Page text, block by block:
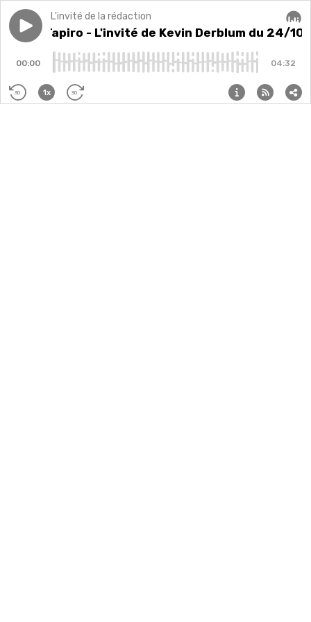
Play episodeFranck Tapiro - L'invité de Kevin Derblum du 24/10/25
L'invité de la rédaction
Franck Tapiro - L'invité de Kevin Derblum du 24/
00:00 04:32
30 1x 30